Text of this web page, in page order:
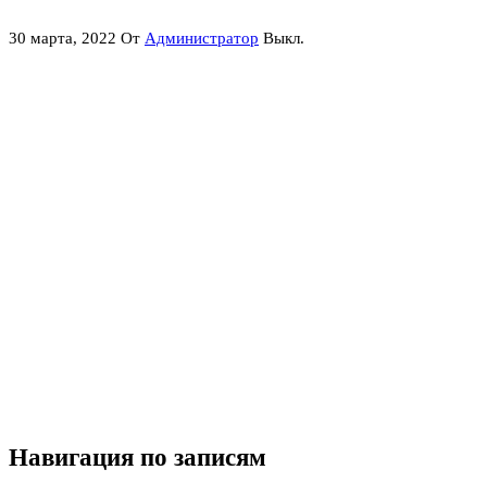
30 марта, 2022 От Администратор Выкл.
Навигация по записям